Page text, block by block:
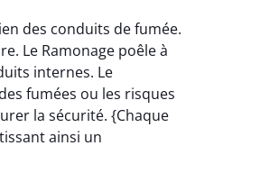
des conduits de fumée.
Le Ramonage poêle à
internes. Le
fumées ou les risques
la sécurité. {Chaque
ainsi un